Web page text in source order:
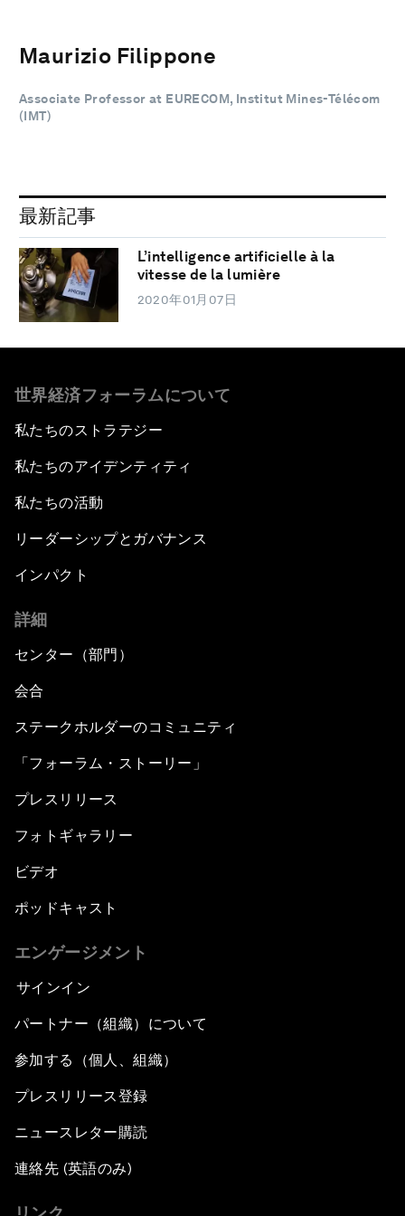
Maurizio Filippone
Associate Professor at EURECOM, Institut Mines-Télécom
(IMT)
最新記事
L’intelligence artificielle à la
vitesse de la lumière
2020年01月07日
世界経済フォーラムについて
私たちのストラテジー
私たちのアイデンティティ
私たちの活動
リーダーシップとガバナンス
インパクト
詳細
センター（部門）
会合
ステークホルダーのコミュニティ
「フォーラム・ストーリー」
プレスリリース
フォトギャラリー
ビデオ
ポッドキャスト
エンゲージメント
サインイン
パートナー（組織）について
参加する（個人、組織）
プレスリリース登録
ニュースレター購読
連絡先 (英語のみ)